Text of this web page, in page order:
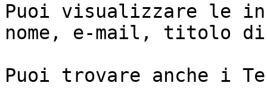
Puoi visualizzare le
nome, e-mail, titolo
Puoi trovare anche i